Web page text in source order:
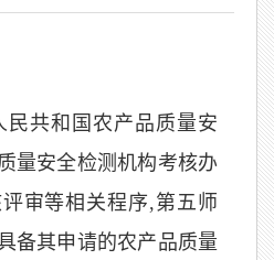
民共和国农产品质量安
量安全检测机构考核办
审等相关程序,第五师
备其申请的农产品质量